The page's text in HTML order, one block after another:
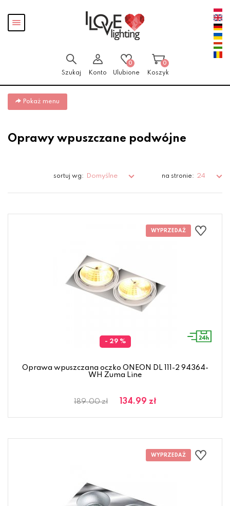
Pokaż
menu
Szukaj Konto
0
Ulubione
0
Koszyk
Pokaż menu
Oprawy wpuszczane podwójne
sortuj wg: Domyślne na stronie: 24
- 29 %
Oprawa wpuszczana oczko ONEON DL 111-2 94364-
WH Zuma Line
189.00 zł 134.99 zł